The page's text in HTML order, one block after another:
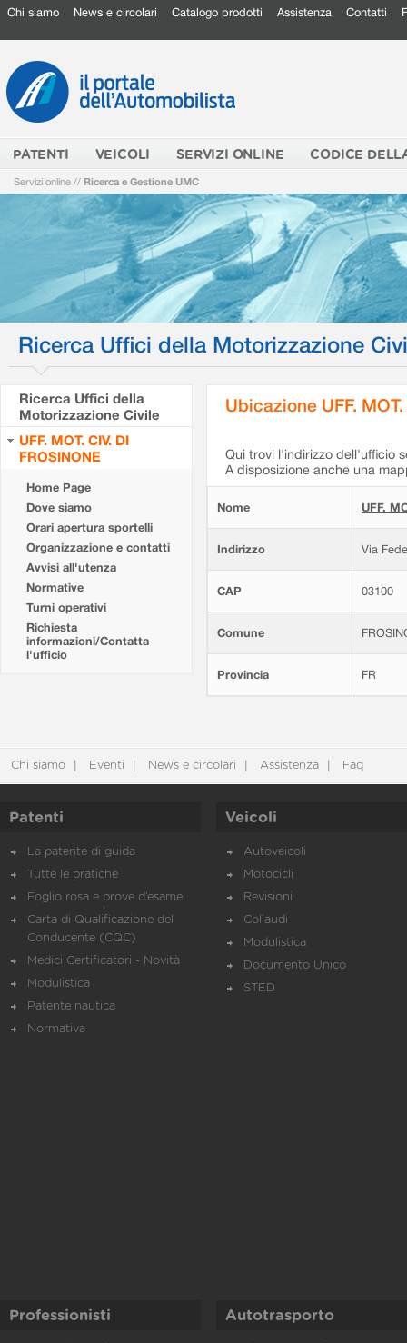
Chi siamo News e circolari Catalogo prodotti Assistenza Contatti
PATENTI VEICOLI SERVIZI ONLINE CODICE
Servizi online // Ricerca e Gestione UMC
Ricerca Uffici della Motorizzazione
Ricerca Uffici della
Motorizzazione Civile
UFF. MOT. CIV. DI
FROSINONE
Home Page
Dove siamo
Orari apertura sportelli
Organizzazione e contatti
Avvisi all'utenza
Normative
Turni operativi
Richiesta
informazioni/Contatta
l'ufficio
Ubicazione UFF.
Qui trovi l'indirizzo dell'ufficio
A disposizione anche una
Nome UFF.
Indirizzo Via
CAP 03100
Comune
Provincia FR
Chi siamo Eventi News e circolari Assistenza Faq
Patenti
La patente di guida
Tutte le pratiche
Foglio rosa e prove d’esame
Carta di Qualificazione del
Conducente (CQC)
Medici Certificatori - Novità
Modulistica
Patente nautica
Normativa
Veicoli
Autoveicoli
Motocicli
Revisioni
Collaudi
Modulistica
Documento Unico
STED
Professionisti Autotrasporto